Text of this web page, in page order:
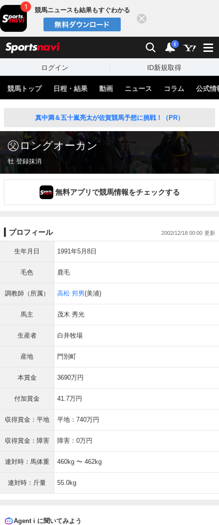
競馬ニュースも結果もすぐわかる
検索 通知
i
ログイン ID新規取得
競馬トップ 日程・結果 動画 ニュース コラム 公式情
真中満＆五十嵐亮太が佐賀競馬予想に挑戦！（PR）
ロングオーカン
牡 登録抹消
無料アプリで競馬情報をチェックする
プロフィール 2002/12/18 00:00
生年月日 1991年5月8日
毛色 鹿毛
調教師（所属） 高松 邦男(美浦)
馬主 茂木 秀光
生産者 白井牧場
産地 門別町
本賞金 3690万円
付加賞金 41.7万円
収得賞金：平地 平地：740万円
収得賞金：障害 障害：0万円
連対時：馬体重 460kg 〜 462kg
連対時：斤量 55.0kg
Agent i に聞いてみよう